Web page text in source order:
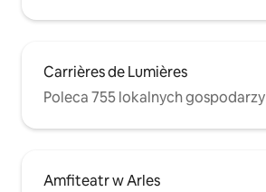
Carrières de Lumières
Poleca 755 lokalnych gospodarzy
Amfiteatr w Arles